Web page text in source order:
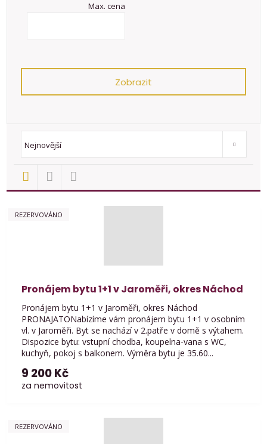
Max. cena
Zobrazit
Nejnovější
Pronájem bytu 1+1 v Jaroměři, okres Náchod
9 200 Kč
za nemovitost
REZERVOVÁNO
Pronájem bytu 1+1 v Jaroměři, okres Náchod
PRONAJATONabízíme vám pronájem bytu 1+1 v osobním
vl. v Jaroměři. Byt se nachází v 2.patře v domě s výtahem.
Dispozice bytu: vstupní chodba, koupelna-vana s WC,
kuchyň, pokoj s balkonem. Výměra bytu je 35.60...
REZERVOVÁNO